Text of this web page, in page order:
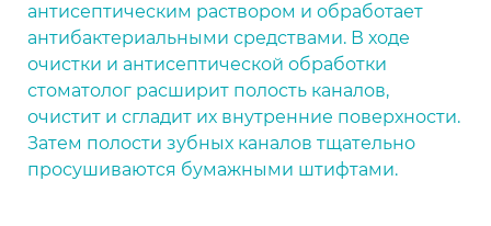
антисептическим раствором и обработает
антибактериальными средствами. В ходе
очистки и антисептической обработки
стоматолог расширит полость каналов,
очистит и сгладит их внутренние поверхности.
Затем полости зубных каналов тщательно
просушиваются бумажными штифтами.